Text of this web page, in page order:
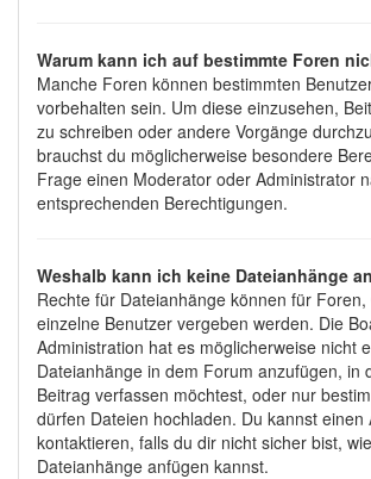
Warum kann ich auf bestimmte Foren
Manche Foren können bestimmten
vorbehalten sein. Um diese einzusehen,
zu schreiben oder andere Vorgänge
brauchst du möglicherweise besondere
Frage einen Moderator oder Administrator
entsprechenden Berechtigungen.
Weshalb kann ich keine Dateianhänge
Rechte für Dateianhänge können für
einzelne Benutzer vergeben werden. Die
Administration hat es möglicherweise nicht
Dateianhänge in dem Forum anzufügen, in
Beitrag verfassen möchtest, oder nur
dürfen Dateien hochladen. Du kannst einen
kontaktieren, falls du dir nicht sicher bist,
Dateianhänge anfügen kannst.